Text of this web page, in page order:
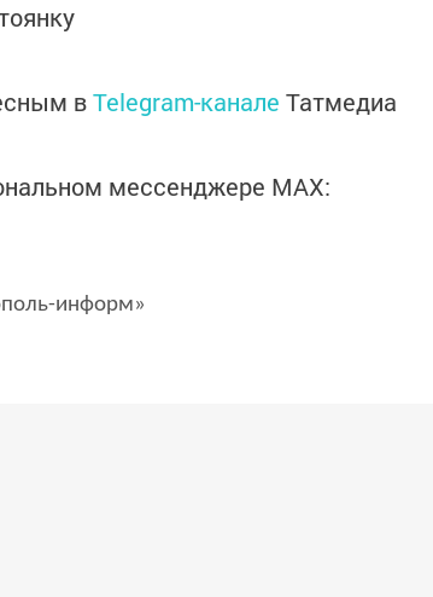
вTelegram-канале Татмедиа
мессенджере MАХ:
информ»